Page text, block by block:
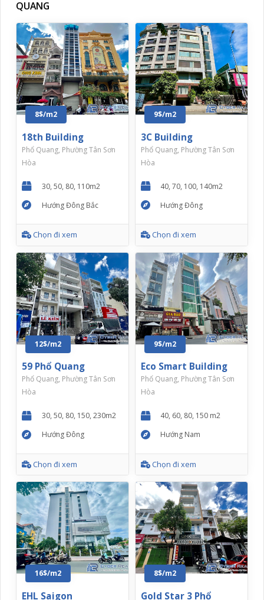
QUANG
8$/m2
18th Building
Phổ Quang, Phường Tân Sơn
Hòa
30, 50, 80, 110m2
Hướng Đông Bắc
Chọn đi xem
9$/m2
3C Building
Phổ Quang, Phường Tân Sơn
Hòa
40, 70, 100, 140m2
Hướng Đông
Chọn đi xem
12$/m2
59 Phổ Quang
Phổ Quang, Phường Tân Sơn
Hòa
30, 50, 80, 150, 230m2
Hướng Đông
Chọn đi xem
9$/m2
Eco Smart Building
Phổ Quang, Phường Tân Sơn
Hòa
40, 60, 80, 150 m2
Hướng Nam
Chọn đi xem
16$/m2
EHL Saigon
8$/m2
Gold Star 3 Phổ